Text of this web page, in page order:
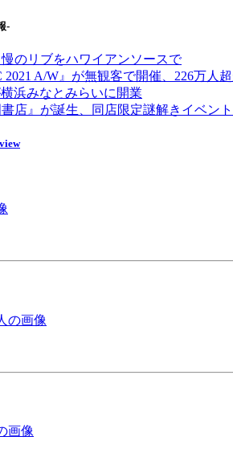
-
慢のリブをハワイアンソースで
2021 A/W』が無観客で開催、226万人
横浜みなとみらいに開業
店』が誕生、同店限定謎解きイベン